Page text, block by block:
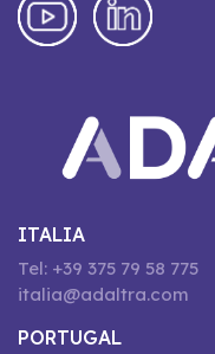
ITALIA
Tel: +39 375 79 58 775
italia@adaltra.com
PORTUGAL